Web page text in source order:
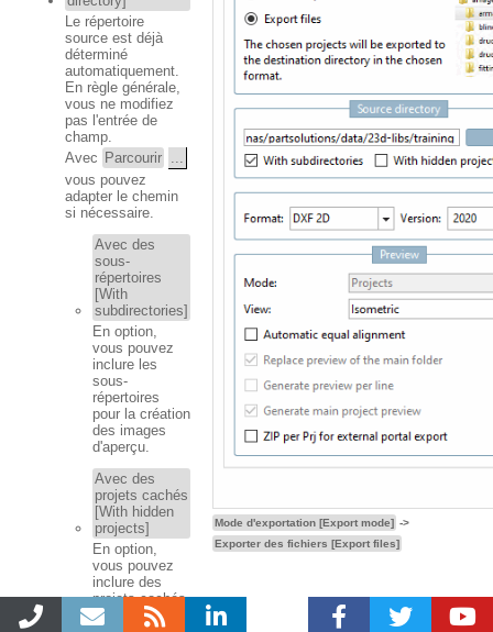
Le répertoire
source est déjà
déterminé
automatiquement.
En règle générale,
vous ne modifiez
pas l'entrée de
champ.
Avec Parcourir ...
vous pouvez
adapter le chemin
si nécessaire.
Avec des
sous-
répertoires
[With
subdirectories]
En option,
vous pouvez
inclure les
sous-
répertoires
pour la création
des images
d'aperçu.
Avec des
projets cachés
[With hidden
projects]
En option,
vous pouvez
inclure des
projets cachés
pour la création
Mode d'exportation [Export mode] ->
Exporter des fichiers [Export files]